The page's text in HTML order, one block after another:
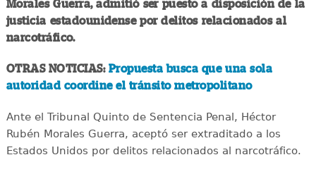
Morales Guerra, admitió ser puesto a disposición de la
justicia estadounidense por delitos relacionados al
narcotráfico.
OTRAS NOTICIAS: Propuesta busca que una sola
autoridad coordine el tránsito metropolitano
Ante el Tribunal Quinto de Sentencia Penal, Héctor
Rubén Morales Guerra, aceptó ser extraditado a los
Estados Unidos por delitos relacionados al narcotráfico.